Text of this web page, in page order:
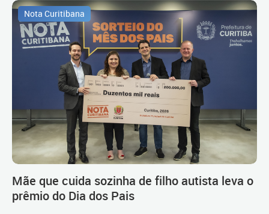
Nota Curitibana
Mãe que cuida sozinha de filho autista leva o
prêmio do Dia dos Pais